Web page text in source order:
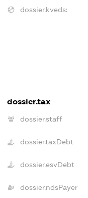
dossier.kveds:
dossier.tax
dossier.staff
dossier.taxDebt
dossier.esvDebt
dossier.ndsPayer